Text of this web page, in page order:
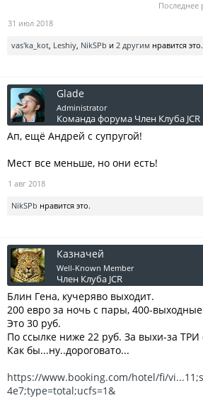
Последнее
31 июл 2018
vas'ka_kot, Leshiy, NikSPb и 2 другим нравится это.
Glade
Administrator
Команда форума Член Клуба JCR
Ап, ещё Андрей с супругой!
Мест все меньше, но они есть!
1 авг 2018
NikSPb нравится это.
Казначей
Well-Known Member
Член Клуба JCR
Блин Гена, кучеряво выходит.
200 евро за ночь с пары, 400-
Это 30 руб.
По ссылке ниже 22 руб. За выхи-за ТРИ
Как бы...ну..дороговато...
https://www.booking.com/hotel/fi/
4e7;type=total;ucfs=1&